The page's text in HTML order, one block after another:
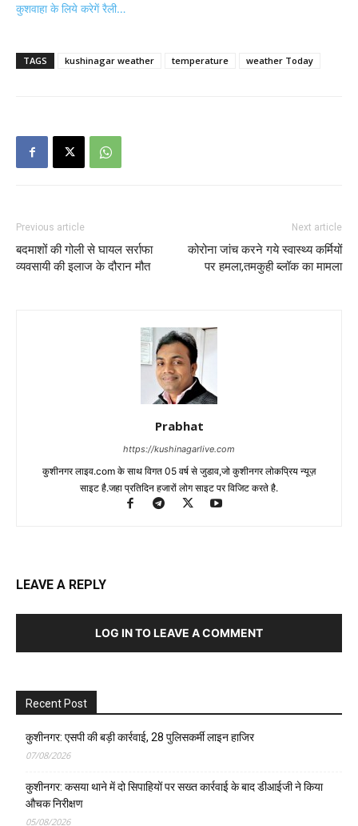
कुशवाहा के लिये करेगें रैली…
TAGS kushinagar weather temperature weather Today
Previous article
बदमाशों की गोली से घायल सर्राफा
व्यवसायी की इलाज के दौरान मौत
Next article
कोरोना जांच करने गये स्वास्थ्य कर्मियों
पर हमला,तमकुही ब्लॉक का मामला
Prabhat
https://kushinagarlive.com
कुशीनगर लाइव.com के साथ विगत 05 वर्ष से जुडाव,जो कुशीनगर लोकप्रिय न्यूज़
साइट है.जहा प्रतिदिन हजारों लोग साइट पर विजिट करते है.
LEAVE A REPLY
LOG IN TO LEAVE A COMMENT
Recent Post
कुशीनगर: एसपी की बड़ी कार्रवाई, 28 पुलिसकर्मी लाइन हाजिर
07/08/2026
कुशीनगर: कसया थाने में दो सिपाहियों पर सख्त कार्रवाई के बाद डीआईजी ने किया
औचक निरीक्षण
05/08/2026